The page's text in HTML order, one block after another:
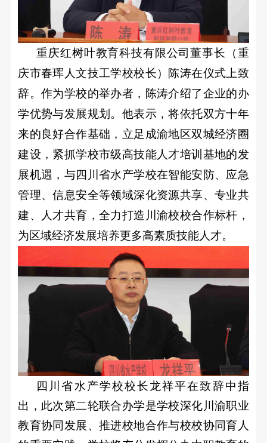
聘
重庆红树叶教育科技有限公司董事长（重
庆市春珲人文技工学校校长）陈涛在仪式上致
辞。作为学校的举办者，陈涛介绍了企业的办
学优势与发展规划。他表示，将依托双方十年
来的良好合作基础，立足成渝地区双城经济圈
建设，紧抓学校市级高技能人才培训基地的发
展机遇，与四川省水产学校在智能安防、应急
管理、信息安全等领域深化资源共享、专业共
建、人才共育，全力打造川渝校校合作标杆，
为区域经济发展培养更多高素质技能人才。
四川省水产学校校长龙祥平在致辞中指
出，此次第二轮联合办学是学校深化川渝职业
教育协同发展、推进校地合作与校校协同育人